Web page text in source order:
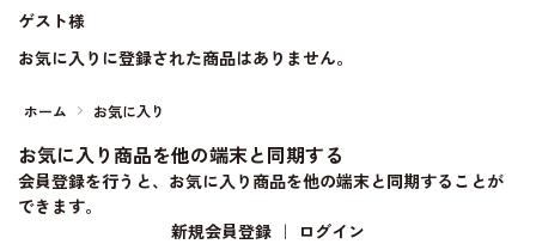
ゲスト様
お気に入りに登録された商品はありません。
ホーム お気に入り
お気に入り商品を他の端末と同期する
会員登録を行うと、お気に入り商品を他の端末と同期することが
できます。
新規会員登録 ｜ ログイン